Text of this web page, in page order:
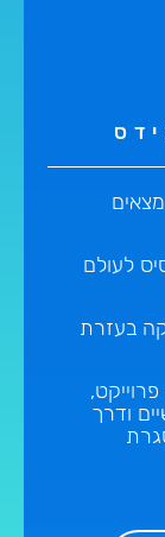
לעולם
בעזרת
ודרך